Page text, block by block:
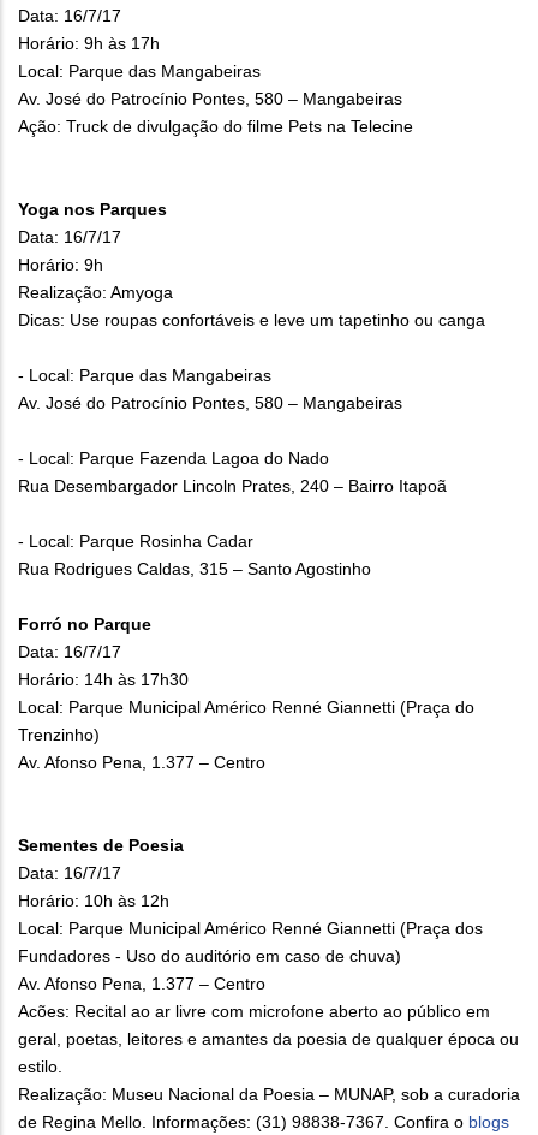
Data: 16/7/17
Horário: 9h às 17h
Local: Parque das Mangabeiras
Av. José do Patrocínio Pontes, 580 – Mangabeiras
Ação: Truck de divulgação do filme Pets na Telecine
Yoga nos Parques
Data: 16/7/17
Horário: 9h
Realização: Amyoga
Dicas: Use roupas confortáveis e leve um tapetinho ou canga
- Local: Parque das Mangabeiras
Av. José do Patrocínio Pontes, 580 – Mangabeiras
- Local: Parque Fazenda Lagoa do Nado
Rua Desembargador Lincoln Prates, 240 – Bairro Itapoã
- Local: Parque Rosinha Cadar
Rua Rodrigues Caldas, 315 – Santo Agostinho
Forró no Parque
Data: 16/7/17
Horário: 14h às 17h30
Local: Parque Municipal Américo Renné Giannetti (Praça do
Trenzinho)
Av. Afonso Pena, 1.377 – Centro
Sementes de Poesia
Data: 16/7/17
Horário: 10h às 12h
Local: Parque Municipal Américo Renné Giannetti (Praça dos
Fundadores - Uso do auditório em caso de chuva)
Av. Afonso Pena, 1.377 – Centro
Acões: Recital ao ar livre com microfone aberto ao público em
geral, poetas, leitores e amantes da poesia de qualquer época ou
estilo.
Realização: Museu Nacional da Poesia – MUNAP, sob a curadoria
de Regina Mello. Informações: (31) 98838-7367. Confira o blogs